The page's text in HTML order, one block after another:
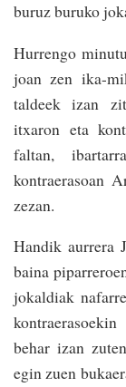
buruz buruko
Hurrengo
joan zen ika-
taldeek izan
itxaron eta
faltan,
kontraerasoan
zezan.
Handik aurrera
baina
jokaldiak
behar izan
egin zuen